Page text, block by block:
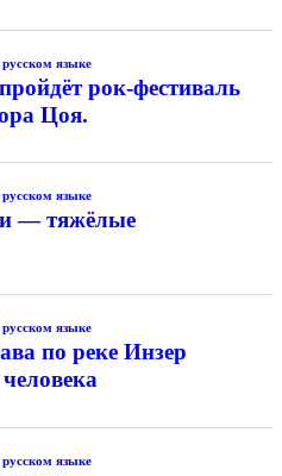
языке
рок-фестиваль
Цоя.
языке
— тяжёлые
языке
по реке Инзер
языке